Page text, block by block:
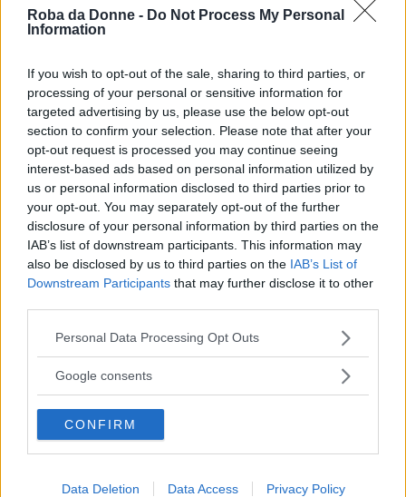
Roba da Donne - Do Not Process My Personal
Information
If you wish to opt-out of the sale, sharing to third parties, or
processing of your personal or sensitive information for
targeted advertising by us, please use the below opt-out
section to confirm your selection. Please note that after your
opt-out request is processed you may continue seeing
interest-based ads based on personal information utilized by
us or personal information disclosed to third parties prior to
your opt-out. You may separately opt-out of the further
disclosure of your personal information by third parties on the
IAB’s list of downstream participants. This information may
also be disclosed by us to third parties on the IAB’s List of
Downstream Participants that may further disclose it to other
Please note that this website/app uses one or more Google
not limited to your visit or usage behaviour. You may click to
use your data for below specified purposes in below Google
consent section.
Personal Data Processing Opt Outs
Google consents
CONFIRM
Data Deletion Data Access Privacy Policy
ci diceva di coprirci. Il principio è lo
sua tomba non era rispettoso».
Hina Saleem e Sana Cheema, ragazze
uccise per aver detto "no" al matrimonio
combinato